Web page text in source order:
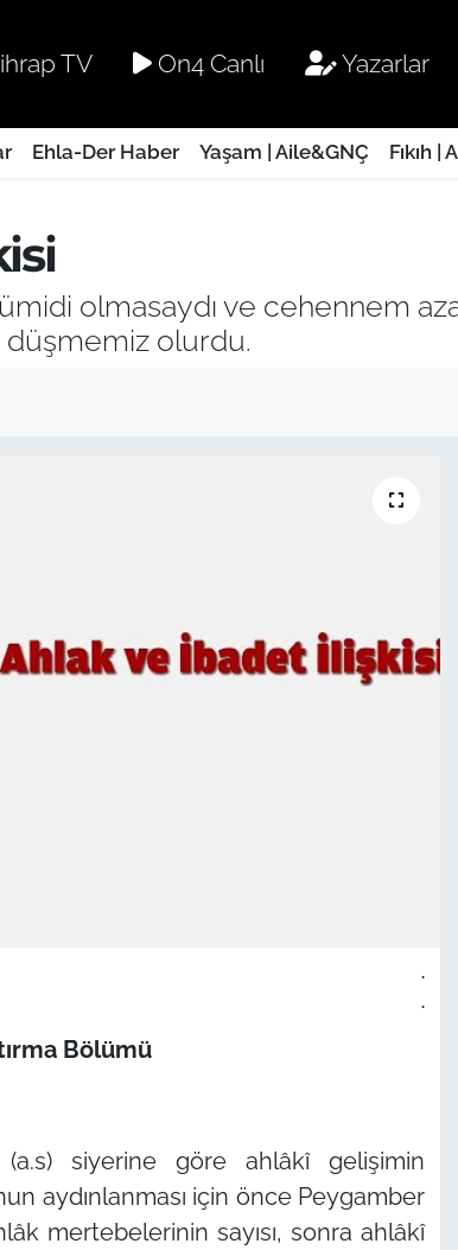
TV On4 Canlı Yazarlar
Ehla-Der Haber Yaşam | Aile&GNÇ Fıkıh |
olmasaydı ve cehennem
düşmemiz olurdu.
.
.
Bölümü
siyerine göre ahlâkî gelişimin
aydınlanması için önce Peygamber
mertebelerinin sayısı, sonra ahlâkî